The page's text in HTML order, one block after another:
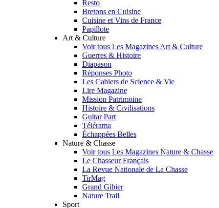
Resto
Bretons en Cuisine
Cuisine et Vins de France
Papillote
Art & Culture
Voir tous Les Magazines Art & Culture
Guerres & Histoire
Diapason
Réponses Photo
Les Cahiers de Science & Vie
Lire Magazine
Mission Patrimoine
Histoire & Civilisations
Guitar Part
Télérama
Échappées Belles
Nature & Chasse
Voir tous Les Magazines Nature & Chasse
Le Chasseur Français
La Revue Nationale de La Chasse
TirMag
Grand Gibier
Nature Trail
Sport